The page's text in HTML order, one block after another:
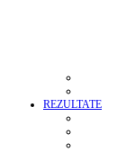
REZULTATE